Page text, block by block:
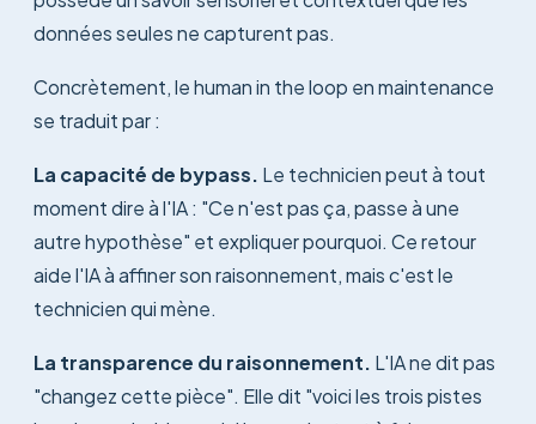
données seules ne capturent pas.
Concrètement, le human in the loop en maintenance
se traduit par :
La capacité de bypass. Le technicien peut à tout
moment dire à l'IA : "Ce n'est pas ça, passe à une
autre hypothèse" et expliquer pourquoi. Ce retour
aide l'IA à affiner son raisonnement, mais c'est le
technicien qui mène.
La transparence du raisonnement. L'IA ne dit pas
"changez cette pièce". Elle dit "voici les trois pistes